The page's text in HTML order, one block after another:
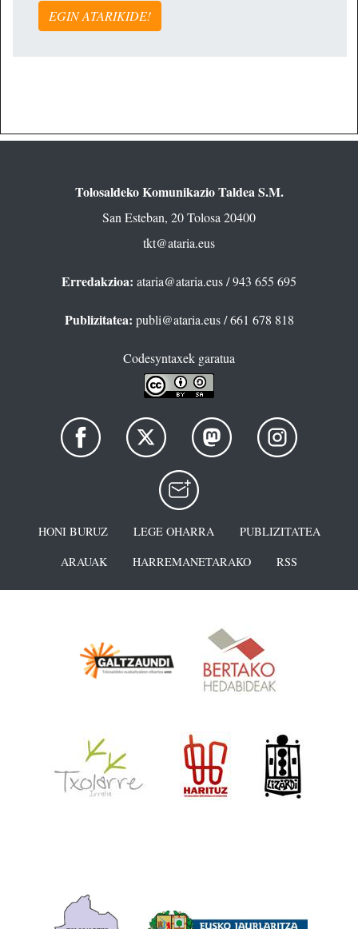
EGIN ATARIKIDE!
Tolosaldeko Komunikazio Taldea S.M.
San Esteban, 20 Tolosa 20400
tkt@ataria.eus
Erredakzioa: ataria@ataria.eus/ 943 655 695
Publizitatea: publi@ataria.eus/ 661 678 818
Codesyntaxek garatua
HONI BURUZ LEGE OHARRA
PUBLIZITATEA
ARAUAK
HARREMANETARAKO RSS